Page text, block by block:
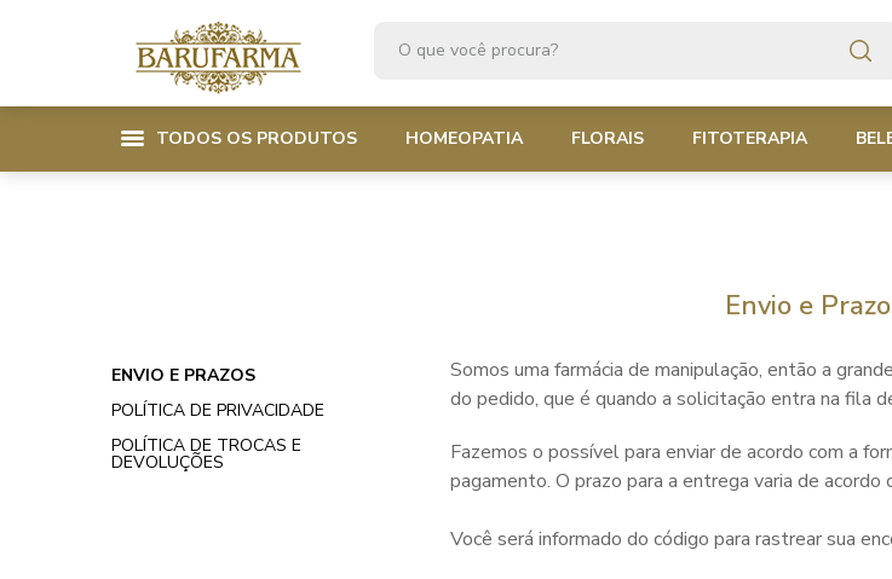
TODOS OS PRODUTOS
Nosódios
Organoterápicos
Poli - HDT - Cease
Fórmulas Florais
Saint Germain
Emagrecimento
Cosmeteria
Puris
HOMEOPATIA
Nosódios
Organoterápicos
Outros
Poli - HDT - Cease
FLORAIS
Saint Germain
FITOTERAPIA
Envio e
ENVIO E PRAZOS
POLÍTICA DE PRIVACIDADE
POLÍTICA DE TROCAS E
DEVOLUÇÕES
Somos uma farmácia de manipulação, então a
do pedido, que é quando a solicitação entra na fila
Fazemos o possível para enviar de acordo com a
pagamento. O prazo para a entrega varia de
Você será informado do código para rastrear sua